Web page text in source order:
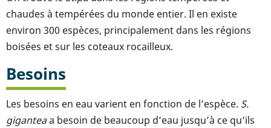
chaudes à tempérées du monde entier. Il en existe
environ 300 espèces, principalement dans les régions
boisées et sur les coteaux rocailleux.
Besoins
Les besoins en eau varient en fonction de l’espèce. S.
giganteaa besoin de beaucoup d’eau jusqu’à ce qu’ils